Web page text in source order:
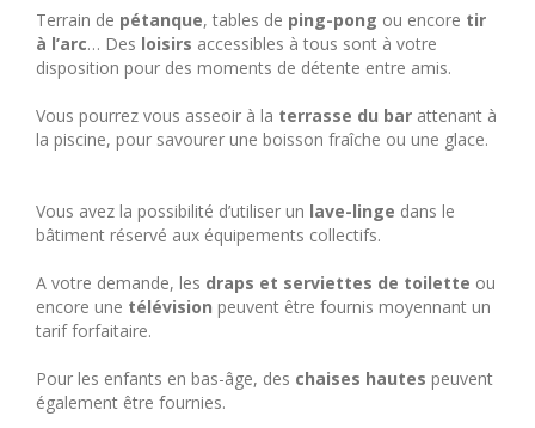
Terrain de pétanque, tables de ping-pong ou encore tir
à l’arc… Des loisirs accessibles à tous sont à votre
disposition pour des moments de détente entre amis.
Vous pourrez vous asseoir à la terrasse du bar attenant à
la piscine, pour savourer une boisson fraîche ou une glace.
Vous avez la possibilité d’utiliser un lave-linge dans le
bâtiment réservé aux équipements collectifs.
A votre demande, les draps et serviettes de toilette ou
encore une télévision peuvent être fournis moyennant un
tarif forfaitaire.
Pour les enfants en bas-âge, des chaises hautes peuvent
également être fournies.